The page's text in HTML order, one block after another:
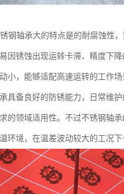
钢轴承大的特点是的耐腐蚀性
因锈蚀出现运转卡滞、精度下
小，能够适配高速运转的工作场
具备良好的防锈能力，日常维
的领域适用性。不过不锈钢轴
环境，在温差波动较大的工况下